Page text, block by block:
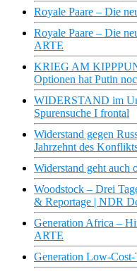
Royale Paare – Die
Royale Paare – Die
ARTE
KRIEG AM
Optionen hat Putin
WIDERSTAND im
Spurensuche I frontal
Widerstand gegen
Jahrzehnt des
Widerstand geht auch
Woodstock – Drei
& Reportage | NDR
Generation Africa –
ARTE
Generation Low-